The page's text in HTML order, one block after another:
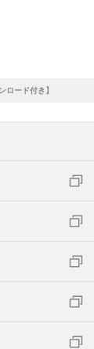
ロード付き】